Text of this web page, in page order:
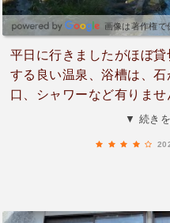
画像は著作権で
平日に行きましたがほぼ
する良い温泉、浴槽は、
口、シャワーなど有りま
が照らす温泉は、風情が
▼ 続き